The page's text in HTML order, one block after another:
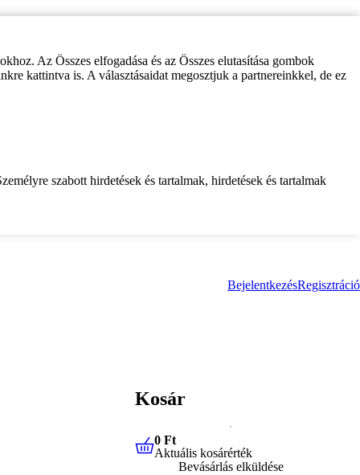
Az Összes elfogadása és az Összes elutasítása gombok
kattintva is. A választásaidat megosztjuk a partnereinkkel, de ez
szabott hirdetések és tartalmak, hirdetések és tartalmak
BejelentkezésRegisztráció
Kosár
0 FtAktuális kosárérték
0 Ft
Aktuális kosárérték
Bevásárlás elküldése